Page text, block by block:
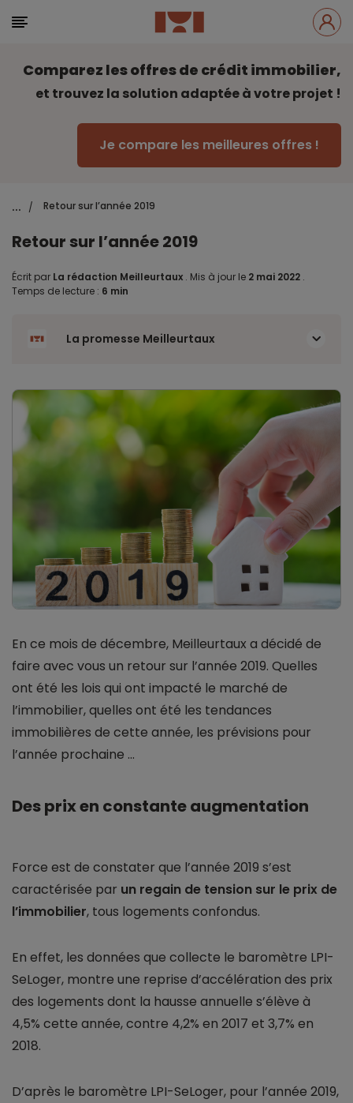
Comparez les offres de crédit immobilier,
et trouvez la solution adaptée à votre projet !
Je compare les meilleures offres !
... / Retour sur l’année 2019
Retour sur l’année 2019
Écrit par La rédaction Meilleurtaux . Mis à jour le 2 mai 2022 .
Temps de lecture : 6 min
La promesse Meilleurtaux
En ce mois de décembre, Meilleurtaux a décidé de
faire avec vous un retour sur l’année 2019. Quelles
ont été les lois qui ont impacté le marché de
l’immobilier, quelles ont été les tendances
immobilières de cette année, les prévisions pour
l’année prochaine ...
Des prix en constante augmentation
Force est de constater que l’année 2019 s’est
caractérisée par un regain de tension sur le prix de
l’immobilier, tous logements confondus.
En effet, les données que collecte le baromètre LPI-
SeLoger, montre une reprise d’accélération des prix
des logements dont la hausse annuelle s’élève à
4,5% cette année, contre 4,2% en 2017 et 3,7% en
2018.
D’après le baromètre LPI-SeLoger, pour l’année 2019,